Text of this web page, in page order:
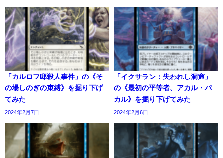
「カルロフ邸殺人事件」の《そ
の場しのぎの束縛》を掘り下げ
てみた
2024年2月7日
「イクサラン：失われし洞窟」
の《最初の平等者、アカル・パ
カル》を掘り下げてみた
2024年2月6日